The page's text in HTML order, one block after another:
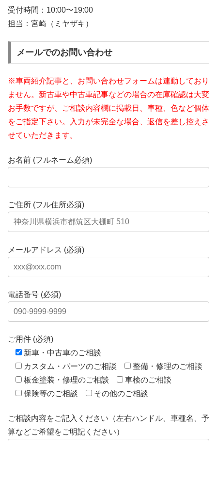
受付時間： 10:00〜19:00
担当：宮崎（ミヤザキ）
メールでのお問い合わせ
※車両紹介記事と、お問い合わせフォームは連動しており
ません。新古車や中古車記事などの場合の在庫確認は大変
お手数ですが、ご相談内容欄に掲載日、車種、色など個体
をご指定下さい。入力が未完全な場合、返信を差し控えさ
せていただきます。
お名前 (フルネーム必須)
ご住所 (フル住所必須)
メールアドレス (必須)
電話番号 (必須)
ご用件 (必須)
新車・中古車のご相談
カスタム・パーツのご相談
整備・修理のご相談
板金塗装・修理のご相談
車検のご相談
保険等のご相談
その他のご相談
ご相談内容をご記入ください（左右ハンドル、車種名、予
算などご希望をご明記ください）